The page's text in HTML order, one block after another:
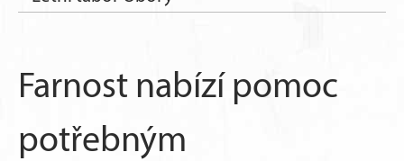
Farnost nabízí pomoc
potřebným